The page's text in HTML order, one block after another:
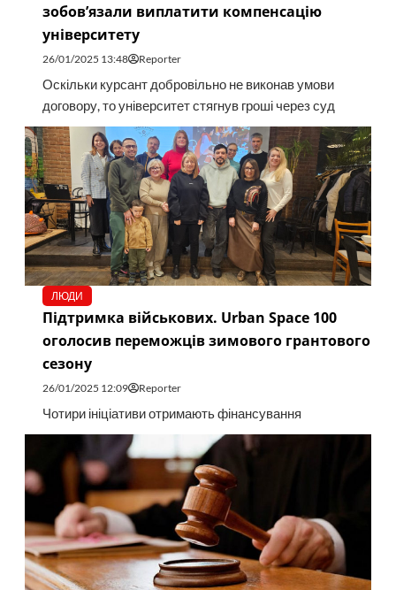
зобов’язали виплатити компенсацію
університету
26/01/2025 13:48 Reporter
Оскільки курсант добровільно не виконав умови
договору, то університет стягнув гроші через суд
ЛЮДИ
Підтримка військових. Urban Space 100
оголосив переможців зимового грантового
сезону
26/01/2025 12:09 Reporter
Чотири ініціативи отримають фінансування